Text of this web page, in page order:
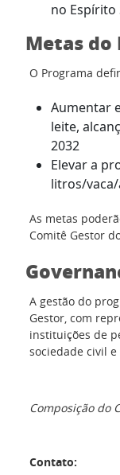
no Espírito
Metas do
O Programa
Aumentar
leite,
2032
Elevar a
litros/
As metas
Comitê Gestor
A gestão do
Gestor, com
instituições de
sociedade civil
Composição do
Contato: